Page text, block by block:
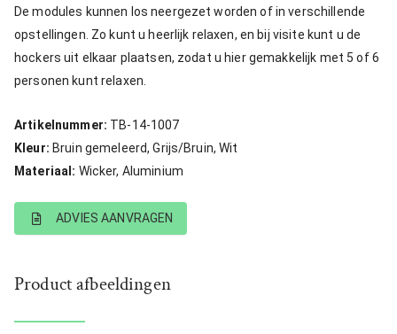
De modules kunnen los neergezet worden of in verschillende
opstellingen. Zo kunt u heerlijk relaxen, en bij visite kunt u de
hockers uit elkaar plaatsen, zodat u hier gemakkelijk met 5 of 6
personen kunt relaxen.
Artikelnummer: TB-14-1007
Kleur: Bruin gemeleerd, Grijs/Bruin, Wit
Materiaal: Wicker, Aluminium
ADVIES AANVRAGEN
Product afbeeldingen